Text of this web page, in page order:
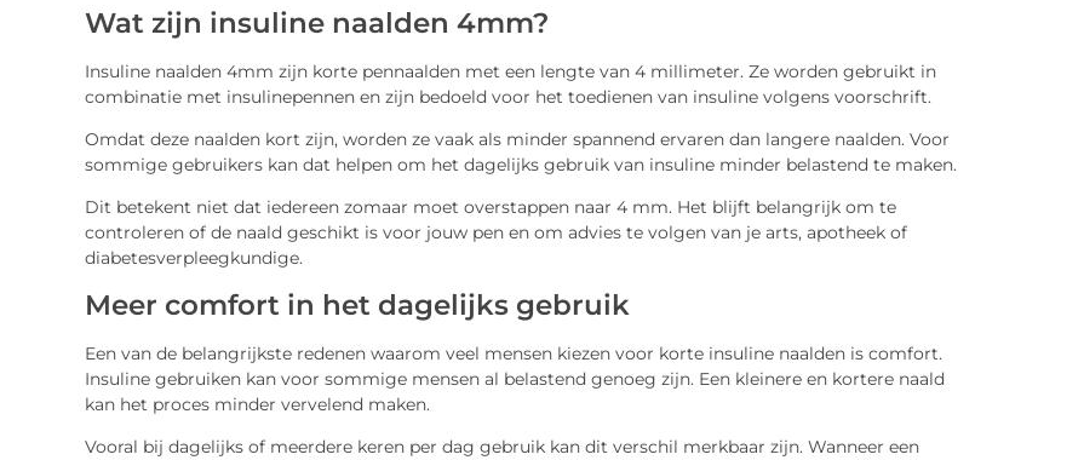
Wat zijn insuline naalden 4mm?
Insuline naalden 4mm zijn korte pennaalden met een lengte van 4 millimeter. Ze worden gebruikt in
combinatie met insulinepennen en zijn bedoeld voor het toedienen van insuline volgens voorschrift.
Omdat deze naalden kort zijn, worden ze vaak als minder spannend ervaren dan langere naalden. Voor
sommige gebruikers kan dat helpen om het dagelijks gebruik van insuline minder belastend te maken.
Dit betekent niet dat iedereen zomaar moet overstappen naar 4 mm. Het blijft belangrijk om te
controleren of de naald geschikt is voor jouw pen en om advies te volgen van je arts, apotheek of
diabetesverpleegkundige.
Meer comfort in het dagelijks gebruik
Een van de belangrijkste redenen waarom veel mensen kiezen voor korte insuline naalden is comfort.
Insuline gebruiken kan voor sommige mensen al belastend genoeg zijn. Een kleinere en kortere naald
kan het proces minder vervelend maken.
Vooral bij dagelijks of meerdere keren per dag gebruik kan dit verschil merkbaar zijn. Wanneer een